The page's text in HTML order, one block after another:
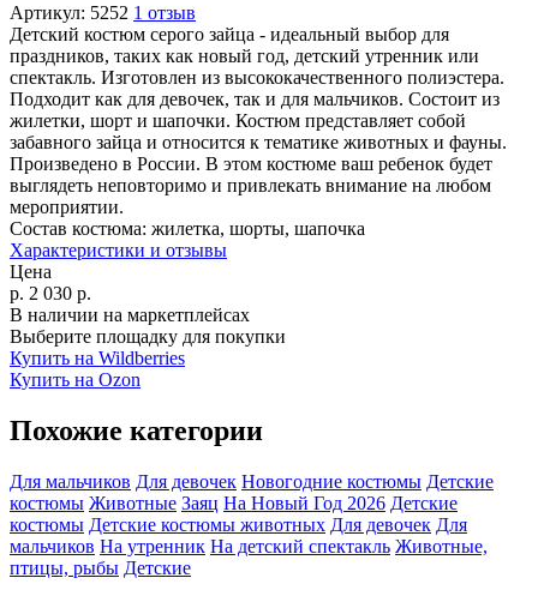
Артикул: 5252 1 отзыв
Детский костюм серого зайца - идеальный выбор для
праздников, таких как новый год, детский утренник или
спектакль. Изготовлен из высококачественного полиэстера.
Подходит как для девочек, так и для мальчиков. Состоит из
жилетки, шорт и шапочки. Костюм представляет собой
забавного зайца и относится к тематике животных и фауны.
Произведено в России. В этом костюме ваш ребенок будет
выглядеть неповторимо и привлекать внимание на любом
мероприятии.
Состав костюма: жилетка, шорты, шапочка
Характеристики и отзывы
Цена
р. 2 030 р.
В наличии на маркетплейсах
Выберите площадку для покупки
Купить на Wildberries
Купить на Ozon
Похожие категории
Для мальчиков Для девочек Новогодние костюмы Детские
костюмы Животные Заяц На Новый Год 2026 Детские
костюмы Детские костюмы животных Для девочек Для
мальчиков На утренник На детский спектакль Животные,
птицы, рыбы Детские